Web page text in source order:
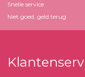
Snelle service
Niet goed, geld terug